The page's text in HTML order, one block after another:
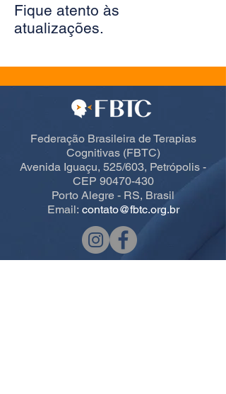
Fique atento às
atualizações.
Federação Brasileira de Terapias
Cognitivas (FBTC)
Avenida Iguaçu, 525/603, Petrópolis -
CEP 90470-430
Porto Alegre - RS, Brasil
Email: contato@fbtc.org.br